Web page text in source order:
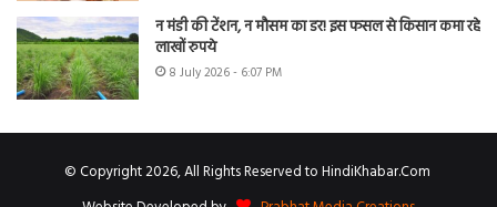
न मंडी की टेंशन, न मौसम का डर! इस फसल से किसान कमा रहे
लाखों रुपये
8 July 2026 - 6:07 PM
© Copyright 2026, All Rights Reserved to HindiKhabar.Com